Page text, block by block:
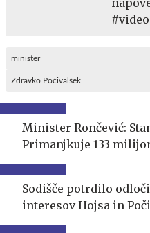
#video
minister
Zdravko Počivalšek
Minister Rončević:
Primanjkuje 133
Sodišče potrdilo
interesov Hojsa in